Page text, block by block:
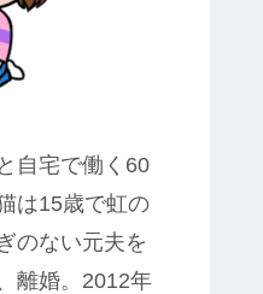
自宅で働く60
は15歳で虹の
のない元夫を
離婚。2012年